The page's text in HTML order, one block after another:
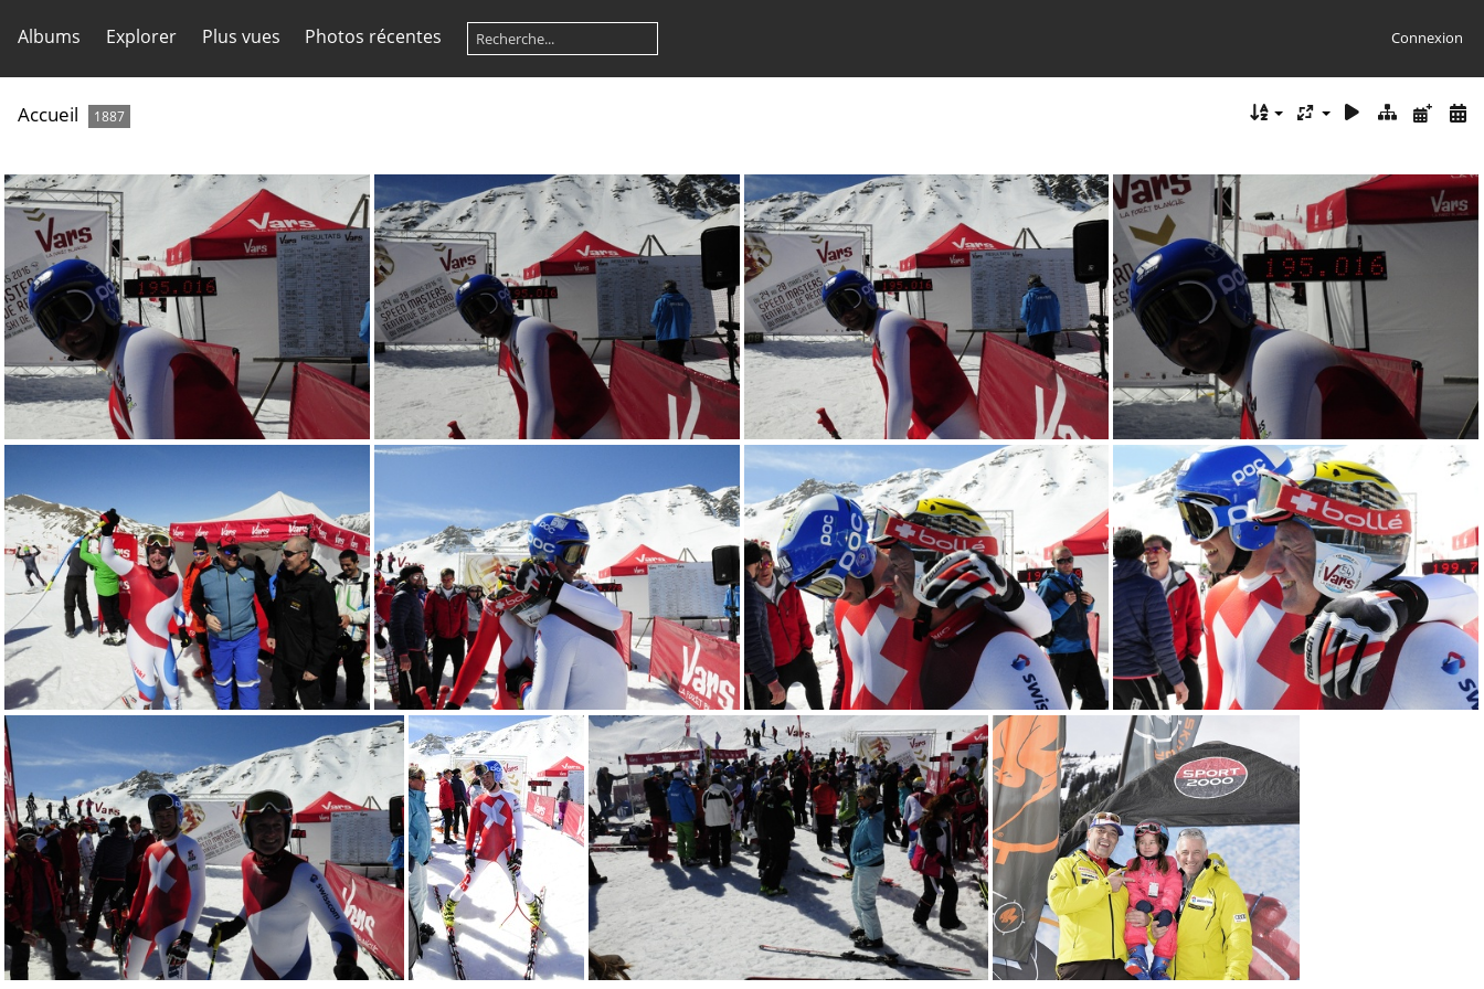
Albums Explorer Plus vues Photos récentes Connexion
Accueil 1887
VER1480 VER1481 VER1482 VER1483
VER1485 VER1486 VER1487 VER1488